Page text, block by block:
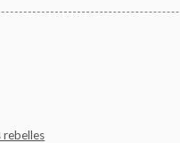
rebelles